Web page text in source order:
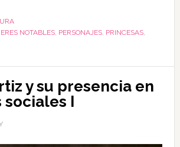
NOTABLES, PERSONAJES, PRINCESAS,
y su presencia en
sociales I